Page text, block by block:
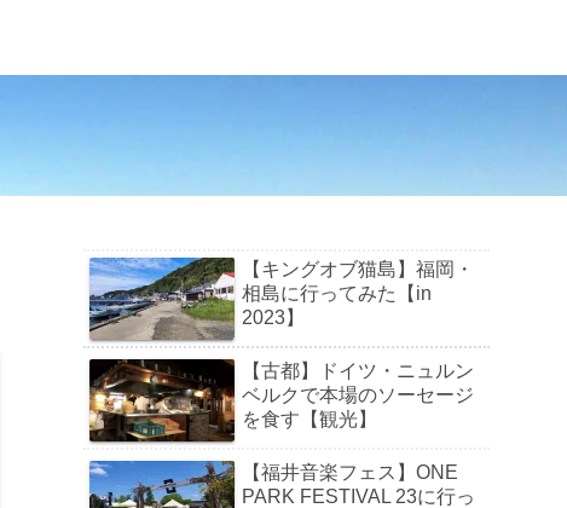
【キングオブ猫島】福岡・
相島に行ってみた【in
2023】
【古都】ドイツ・ニュルン
ベルクで本場のソーセージ
を食す【観光】
【福井音楽フェス】ONE
PARK FESTIVAL 23に行っ